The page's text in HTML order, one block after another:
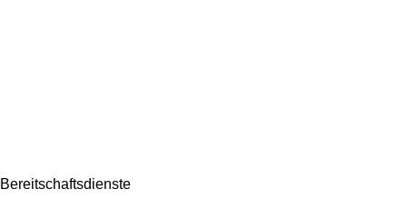
Bereitschaftsdienste